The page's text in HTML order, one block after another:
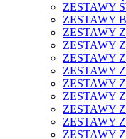
ZESTAWY
ZESTAWY
ZESTAWY
ZESTAWY
ZESTAWY
ZESTAWY
ZESTAWY
ZESTAWY
ZESTAWY
ZESTAWY
ZESTAWY